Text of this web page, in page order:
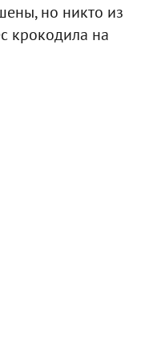
но никто из
крокодила на